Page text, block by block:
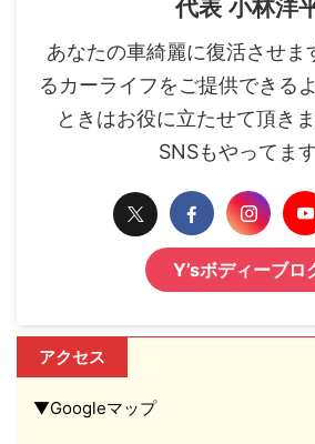
代表 小林洋
あなたの車綺麗に復活させま
るカーライフをご提供できる
ときはお役に立たせて頂き
SNSもやってます
Y’sボディーブロ
アクセス
▼Googleマップ